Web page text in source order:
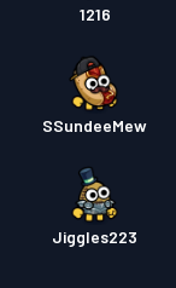
1216
SSundeeMew
Jiggles223